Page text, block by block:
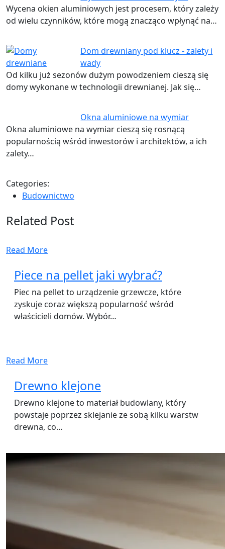
Wycena okien aluminiowych jest procesem, który zależy
od wielu czynników, które mogą znacząco wpłynąć na…
Dom drewniany pod klucz - zalety i
wady
Od kilku już sezonów dużym powodzeniem cieszą się
domy wykonane w technologii drewnianej. Jak się…
Okna aluminiowe na wymiar
Okna aluminiowe na wymiar cieszą się rosnącą
popularnością wśród inwestorów i architektów, a ich
zalety…
Categories:
Budownictwo
Related Post
Read More
Piece na pellet jaki wybrać?
Piec na pellet to urządzenie grzewcze, które
zyskuje coraz większą popularność wśród
właścicieli domów. Wybór…
Read More
Drewno klejone
Drewno klejone to materiał budowlany, który
powstaje poprzez sklejanie ze sobą kilku warstw
drewna, co…